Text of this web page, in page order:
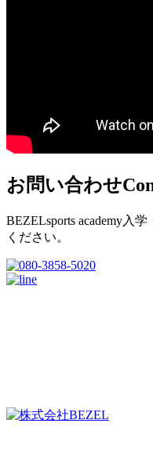
お問い合わせ
BEZELsports academy入
ください。